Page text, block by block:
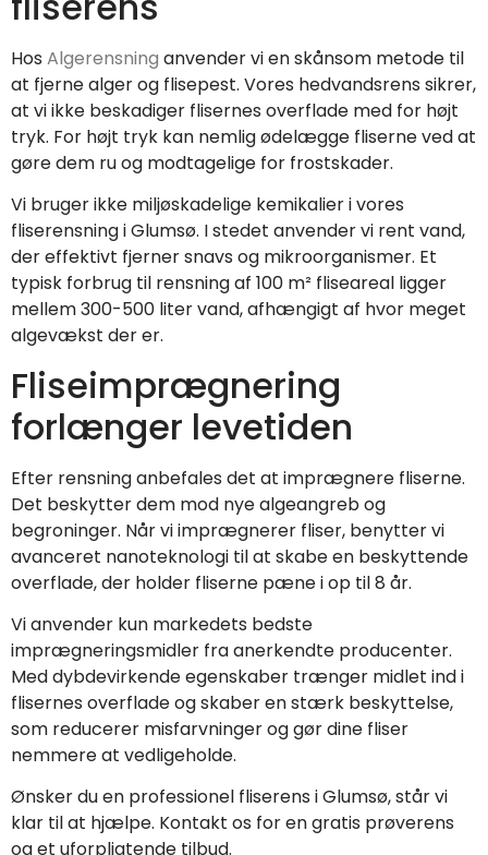
Hos Algerensning anvender vi en skånsom metode til
at fjerne alger og flisepest. Vores hedvandsrens sikrer,
at vi ikke beskadiger flisernes overflade med for højt
tryk. For højt tryk kan nemlig ødelægge fliserne ved at
gøre dem ru og modtagelige for frostskader.
Vi bruger ikke miljøskadelige kemikalier i vores
fliserensning i Glumsø. I stedet anvender vi rent vand,
der effektivt fjerner snavs og mikroorganismer. Et
typisk forbrug til rensning af 100 m² fliseareal ligger
mellem 300-500 liter vand, afhængigt af hvor meget
algevækst der er.
Fliseimprægnering
forlænger levetiden
Efter rensning anbefales det at imprægnere fliserne.
Det beskytter dem mod nye algeangreb og
begroninger. Når vi imprægnerer fliser, benytter vi
avanceret nanoteknologi til at skabe en beskyttende
overflade, der holder fliserne pæne i op til 8 år.
Vi anvender kun markedets bedste
imprægneringsmidler fra anerkendte producenter.
Med dybdevirkende egenskaber trænger midlet ind i
flisernes overflade og skaber en stærk beskyttelse,
som reducerer misfarvninger og gør dine fliser
nemmere at vedligeholde.
Ønsker du en professionel fliserens i Glumsø, står vi
klar til at hjælpe. Kontakt os for en gratis prøverens
og et uforpligtende tilbud.